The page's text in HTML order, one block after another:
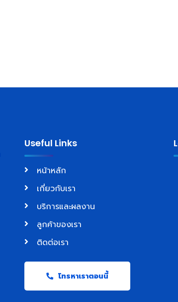
Useful Links
หน้าหลัก
เกี่ยวกับเรา
บริการและผลงาน
ลูกค้าของเรา
ติดต่อเรา
โทรหาเราตอนนี้